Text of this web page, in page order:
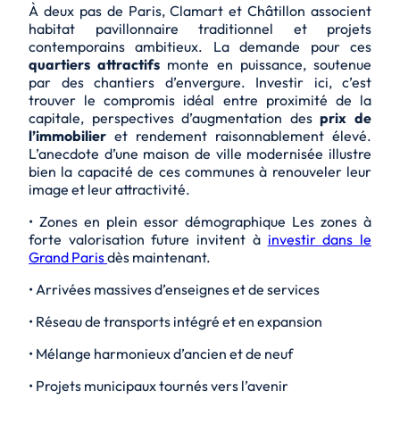
À deux pas de Paris, Clamart et Châtillon associent
habitat pavillonnaire traditionnel et projets
contemporains ambitieux. La demande pour ces
quartiers attractifs monte en puissance, soutenue
par des chantiers d’envergure. Investir ici, c’est
trouver le compromis idéal entre proximité de la
capitale, perspectives d’augmentation desprix de
l’immobilier et rendement raisonnablement élevé.
L’anecdote d’une maison de ville modernisée illustre
bien la capacité de ces communes à renouveler leur
image et leur attractivité.
• Zones en plein essor démographique Les zones à
forte valorisation future invitent à investir dans le
Grand Parisdès maintenant.
• Arrivées massives d’enseignes et de services
• Réseau de transports intégré et en expansion
• Mélange harmonieux d’ancien et de neuf
• Projets municipaux tournés vers l’avenir